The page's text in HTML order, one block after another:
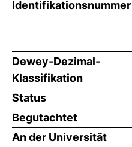
Identifikationsnummer
Dewey-Dezimal-
Klassifikation
Status
Begutachtet
An der Universität